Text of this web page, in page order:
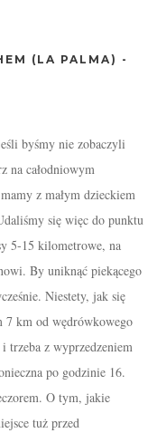
(LA PALMA) -
byśmy nie zobaczyli
na całodniowym
z małym dzieckiem
się więc do punktu
5-15 kilometrowe, na
By uniknąć piekącego
Niestety, jak się
7 km od wędrówkowego
trzeba z wyprzedzeniem
po godzinie 16.
O tym, jakie
tuż przed